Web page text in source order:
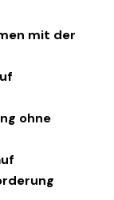
mit der
ohne